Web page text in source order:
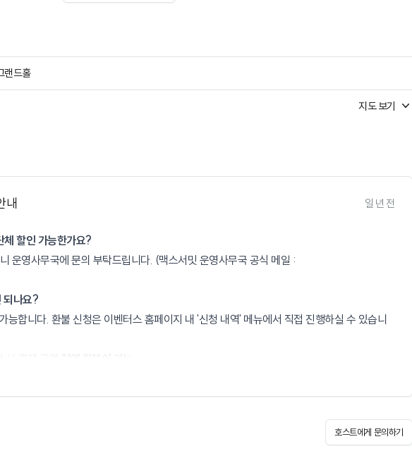
랜드홀
지도 보기
내 일 년 전
할인 가능한가요?
운영사무국에 문의 부탁드립니다. (맥스서밋 운영사무국 공식 메일 :
되나요?
능합니다. 환불 신청은 이벤터스 홈페이지 내 '신청 내역' 메뉴에서 직접 진행하실 수 있습니
시 결제 금액
전액 환불이 가능
컨퍼런스는 이벤터스에서 티켓을 사전 구매한 분들만 입장이 가능합니다.
지 주최측에 참석자 정보 변경을 요청해주셔야 합니다.
호스트에게 문의하기